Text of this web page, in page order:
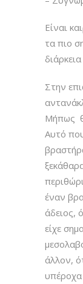
Είναι
τα πιο
Στην
Μήπως
Αυτό
έναν
άδειος,
είχε
άλλον,
υπέροχα